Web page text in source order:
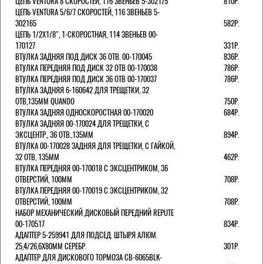
ЦЕПЬ VENTURA 5/6/7 СКОРОСТЕЙ, 116 ЗВЕНЬЕВ 5-
302165
582Р.
ЦЕПЬ 1/2Х1/8", 1-СКОРОСТНАЯ, 114 ЗВЕНЬЕВ 00-
170127
331Р.
ВТУЛКА ЗАДНЯЯ ПОД ДИСК 36 ОТВ. 00-170045
836Р.
ВТУЛКА ПЕРЕДНЯЯ ПОД ДИСК 32 ОТВ 00-170038
786Р.
ВТУЛКА ПЕРЕДНЯЯ ПОД ДИСК 36 ОТВ 00-170037
786Р.
ВТУЛКА ЗАДНЯЯ 6-160642 ДЛЯ ТРЕЩЕТКИ, 32
ОТВ,135ММ QUANDO
750Р.
ВТУЛКА ЗАДНЯЯ ОДНОСКОРОСТНАЯ 00-170020
684Р.
ВТУЛКА ЗАДНЯЯ 00-170024 ДЛЯ ТРЕЩЕТКИ, С
ЭКСЦЕНТР., 36 ОТВ.,135ММ
894Р.
ВТУЛКА 00-170028 ЗАДНЯЯ ДЛЯ ТРЕЩЕТКИ, С ГАЙКОЙ,
32 ОТВ, 135ММ
462Р.
ВТУЛКА ПЕРЕДНЯЯ 00-170018 С ЭКСЦЕНТРИКОМ, 36
ОТВЕРСТИЙ, 100ММ
708Р.
ВТУЛКА ПЕРЕДНЯЯ 00-170019 С ЭКСЦЕНТРИКОМ, 32
ОТВЕРСТИЙ, 100ММ
708Р.
НАБОР МЕХАНИЧЕСКИЙ ДИСКОВЫЙ ПЕРЕДНИЙ REPUTE
00-170517
834Р.
АДАПТЕР 5-259941 ДЛЯ ПОДСЕД. ШТЫРЯ АЛЮМ.
25,4/26,6Х80ММ СЕРЕБР.
301Р.
АДАПТЕР ДЛЯ ДИСКОВОГО ТОРМОЗА CB-6065BLK-